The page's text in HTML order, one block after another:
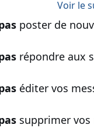
Voir le
poster de
répondre aux
éditer vos
supprimer vos